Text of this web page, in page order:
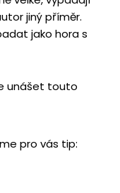
jiný příměr.
jako hora s
unášet touto
pro vás tip: